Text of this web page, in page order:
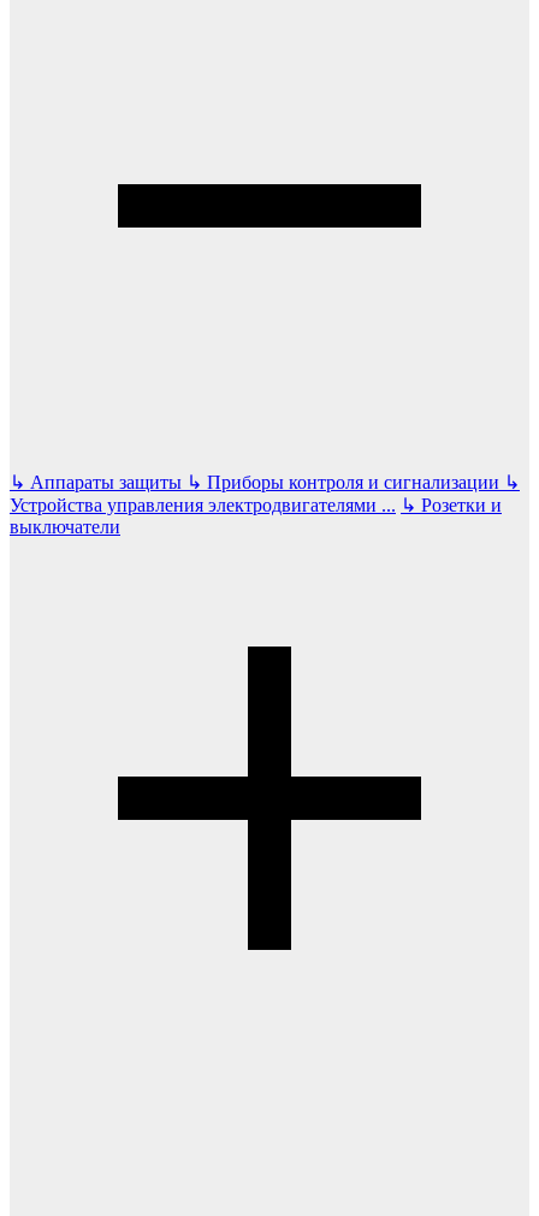
↳ Аппараты защиты ↳ Приборы контроля и сигнализации ↳
Устройства управления электродвигателями ... ↳ Розетки и
выключатели